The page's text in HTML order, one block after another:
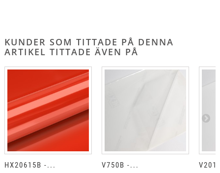
KUNDER SOM TITTADE PÅ DENNA
ARTIKEL TITTADE ÄVEN PÅ
HX20615B -... V750B -...